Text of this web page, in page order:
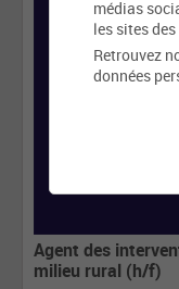
médias
les sites
Retrouvez
données
Agent des
milieu rural (h/f)